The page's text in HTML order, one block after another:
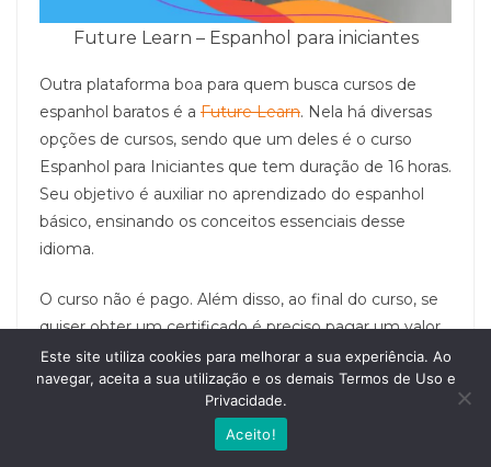
Future Learn – Espanhol para iniciantes
Outra plataforma boa para quem busca cursos de
espanhol baratos é a Future Learn. Nela há diversas
opções de cursos, sendo que um deles é o curso
Espanhol para Iniciantes que tem duração de 16 horas.
Seu objetivo é auxiliar no aprendizado do espanhol
básico, ensinando os conceitos essenciais desse
idioma.
O curso não é pago. Além disso, ao final do curso, se
quiser obter um certificado é preciso pagar um valor
de 44 euros para sua emissão.
Este site utiliza cookies para melhorar a sua experiência. Ao
navegar, aceita a sua utilização e os demais Termos de Uso e
Privacidade.
Aceito!